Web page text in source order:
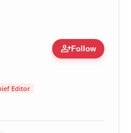
person_addFollow
Public Figure
Editor